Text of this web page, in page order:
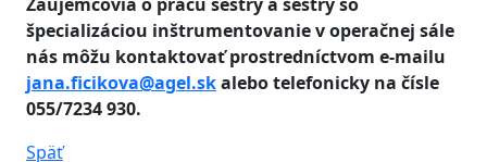
špecializáciou inštrumentovanie v operačnej sále
nás môžu kontaktovať prostredníctvom e-mailu
jana.ficikova@agel.skalebo telefonicky na čísle
055/7234 930.
Späť